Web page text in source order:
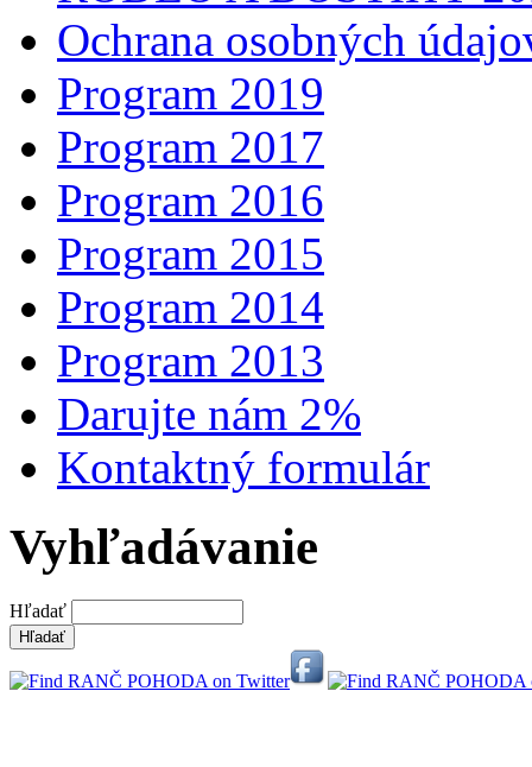
Ochrana osobných
Program 2019
Program 2017
Program 2016
Program 2015
Program 2014
Program 2013
Darujte nám 2%
Kontaktný formulár
Vyhľadávanie
Hľadať